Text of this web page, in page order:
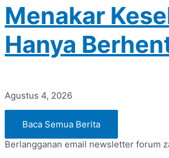
Menakar
Hanya
Agustus 4, 2026
Baca Semua Berita
Berlangganan email newsletter forum